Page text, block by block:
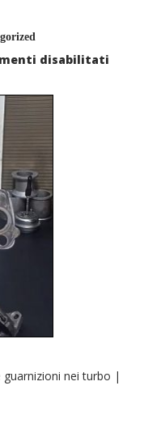
disabilitati
guarnizioni nei turbo |